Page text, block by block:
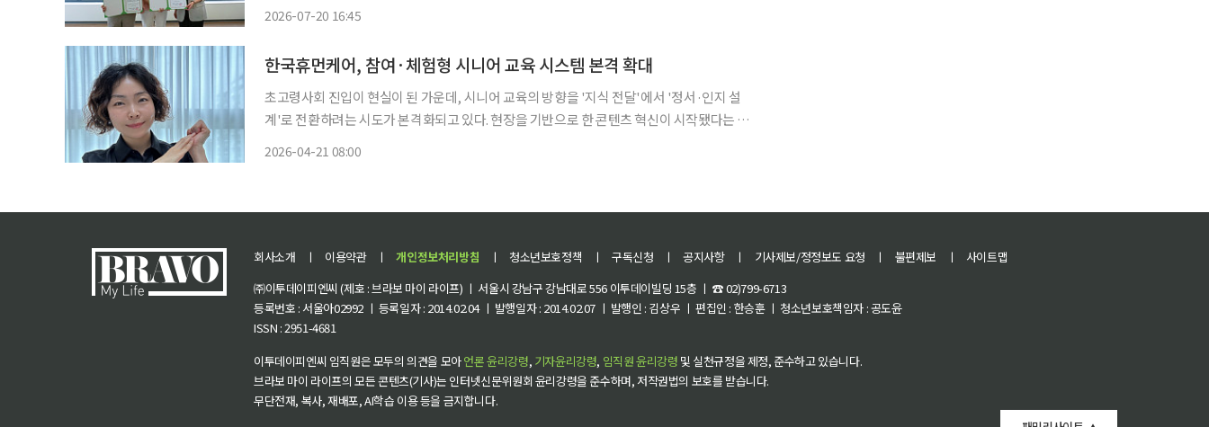
2026-07-20 16:45
한국휴먼케어, 참여·체험형 시니어 교육 시스템 본격 확대
초고령사회 진입이 현실이 된 가운데, 시니어 교육의 방향을 '지식 전달'에서 '정서·인지 설
계'로 전환하려는 시도가 본격화되고 있다. 현장을 기반으로 한 콘텐츠 혁신이 시작됐다는 평
2026-04-21 08:00
회사소개 ㅣ 이용약관 ㅣ 개인정보처리방침 ㅣ 청소년보호정책 ㅣ 구독신청 ㅣ 공지사항 ㅣ 기사제보/정정보도 요청 ㅣ 불편제보 ㅣ
사이트맵
㈜이투데이피엔씨 (제호 : 브라보 마이 라이프) ㅣ 서울시 강남구 강남대로 556 이투데이빌딩 15층 ㅣ ☎ 02)799-6713
등록번호 : 서울아02992 ㅣ 등록일자 : 2014.02.04 ㅣ 발행일자 : 2014.02.07 ㅣ 발행인 : 김상우 ㅣ 편집인 : 한승훈 ㅣ 청소년보호책임자 : 공도윤
ISSN : 2951-4681
이투데이피엔씨 임직원은 모두의 의견을 모아언론 윤리강령, 기자윤리강령, 임직원 윤리강령 및 실천규정을 제정, 준수하고 있습니다.
브라보 마이 라이프의 모든 콘텐츠(기사)는 인터넷신문위원회 윤리강령을 준수하며, 저작권법의 보호를 받습니다.
무단전재, 복사, 재배포, AI학습 이용 등을 금지합니다.